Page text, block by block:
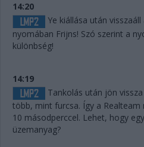
14:20
Ye kiállása után
nyomában Frijns! Szó szerint a
különbség!
14:19
Tankolás után jön
több, mint furcsa. Így a
10 másodperccel. Lehet, hogy
üzemanyag?